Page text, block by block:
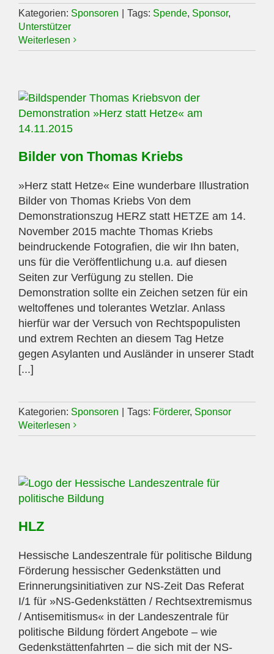
Kategorien: Sponsoren Tags: Spende, Sponsor,
Unterstützer
Weiterlesen
Bilder von Thomas Kriebs
»Herz statt Hetze« Eine wunderbare Illustration
Bilder von Thomas Kriebs Von dem
Demonstrationszug HERZ statt HETZE am 14.
November 2015 machte Thomas Kriebs
beindruckende Fotografien, die wir Ihn baten,
uns für die Veröffentlichung u.a. auf diesen
Seiten zur Verfügung zu stellen. Die
Demonstration sollte ein Zeichen setzen für ein
weltoffenes und tolerantes Wetzlar. Anlass
hierfür war der Versuch von Rechtspopulisten
und extrem Rechten an diesem Tag Hetze
gegen Asylanten und Ausländer in unserer Stadt
[...]
Kategorien: Sponsoren Tags: Förderer, Sponsor
Weiterlesen
HLZ
Hessische Landeszentrale für politische Bildung
Förderung hessischer Gedenkstätten und
Erinnerungsinitiativen zur NS-Zeit Das Referat
I/1 für »NS-Gedenkstätten / Rechtsextremismus
/ Antisemitismus« in der Landeszentrale für
politische Bildung fördert Angebote – wie
Gedenkstättenfahrten – die sich mit der NS-